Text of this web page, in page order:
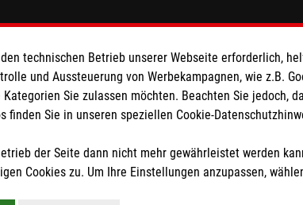
Malteser Hilfsdienst e.V.
Pax-Bank für Kirche und Caritas eG
DE90 3706 0120 1201 2100 18
So
Venloer
50259
Telefon:
technischen Betrieb unserer Webseite erforderlich,
und Aussteuerung von Werbekampagnen, wie z.B.
Sie zulassen möchten. Beachten Sie jedoch,
Sie in unseren speziellen Cookie-
der Seite dann nicht mehr gewährleistet werden
Cookies zu. Um Ihre Einstellungen anzupassen,